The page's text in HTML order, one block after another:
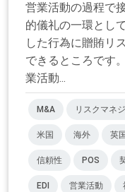
営業活動の過程で
的儀礼の一環とし
した行為に贈賄リ
できるところです
業活動...
M&A リスクマネ
米国 海外 英国
信頼性 POS
EDI 営業活動